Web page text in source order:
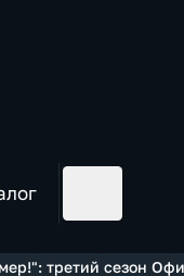
третий сезон